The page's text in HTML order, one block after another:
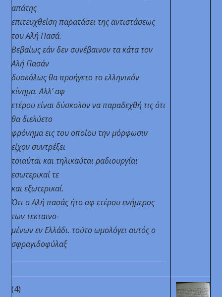
απάτης
επιτευχθείση παρατάσει της αντιστάσεως
του Αλή Πασά.
Βεβαίως εάν δεν συνέβαινον τα κάτα τον
Αλή Πασάν
δυσκόλως θα προήγετο το ελληνικόν
κίνημα. Αλλ’ αφ
ετέρου είναι δύσκολον να παραδεχθή τις ότι
θα διελύετο
φρόνημα εις του οποίου την μόρφωσιν
είχον συντρέξει
τοιαύται και τηλικαύται ραδιουργίαι
εσωτερικαί τε
και εξωτερικαί.
Ότι ο Αλή πασάς ήτο αφ ετέρου ενήμερος
των τεκταινο-
μένων εν Ελλάδι.τούτο ωμολόγει αυτός ο
σφραγιδοφύλαξ
(4)